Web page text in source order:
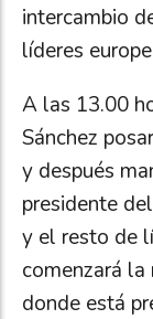
intercambio
líderes
A las 13.00
Sánchez
y después
presidente
y el resto de
comenzará la
donde está